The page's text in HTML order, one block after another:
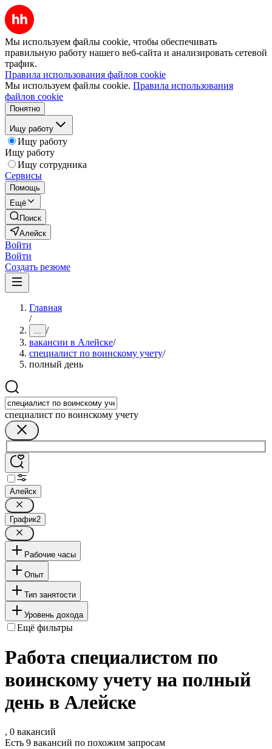
Мы используем файлы cookie, чтобы обеспечивать
правильную работу нашего веб-сайта и анализировать сетевой
трафик.
Правила использования файлов cookie
Мы используем файлы cookie. Правила использования
файлов cookie
Понятно
Ищу работу
Ищу работу
Ищу работу
Ищу сотрудника
Сервисы
Помощь
Ещё
Поиск
Алейск
Войти
Войти
Создать резюме
Главная
/
... /
вакансии в Алейске/
специалист по воинскому учету/
полный день
специалист по воинскому учету
Алейск
График2
Рабочие часы
Опыт
Тип занятости
Уровень дохода
Ещё фильтры
Работа специалистом по
воинскому учету на полный
день в Алейске
, 0 вакансий
Есть 9 вакансий по похожим запросам